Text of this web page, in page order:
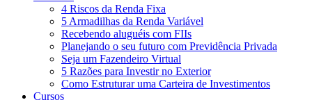
4 Riscos da Renda Fixa
5 Armadilhas da Renda Variável
Recebendo aluguéis com FIIs
Planejando o seu futuro com Previdência Privada
Seja um Fazendeiro Virtual
5 Razões para Investir no Exterior
Como Estruturar uma Carteira de Investimentos
Cursos